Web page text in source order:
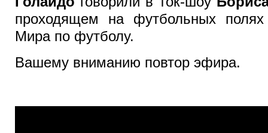
проходящем на футбольных
Мира по футболу.
Вашему вниманию повтор эфира.